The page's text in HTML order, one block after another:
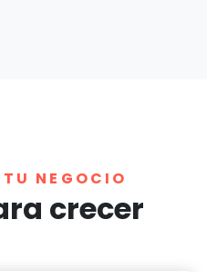
NEGOCIO
crecer